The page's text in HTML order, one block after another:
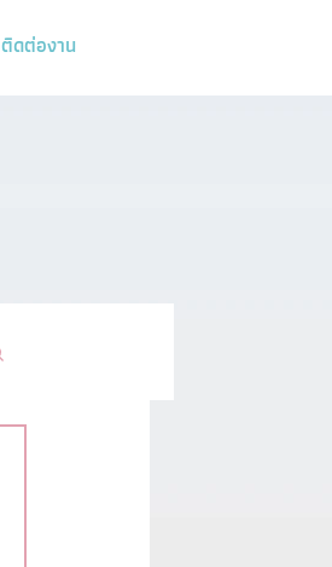
ติดต่องาน